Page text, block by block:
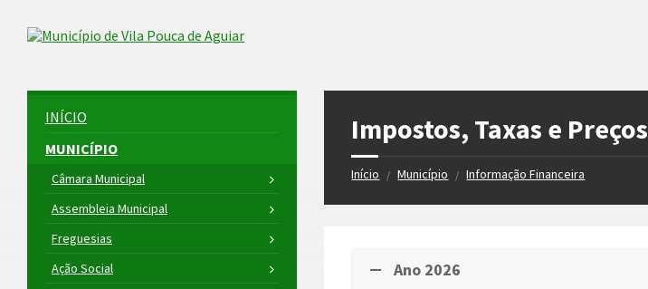
Skip to content
right
footer
Impostos, Taxas e Preços
Início / Município / Informação Financeira
Ano 2026
INÍCIO
MUNICÍPIO
Câmara Municipal
Assembleia Municipal
Freguesias
Ação Social